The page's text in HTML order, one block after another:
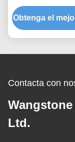
moderna,
de agua exterior
Obtenga el
Contacta con
Ltd.